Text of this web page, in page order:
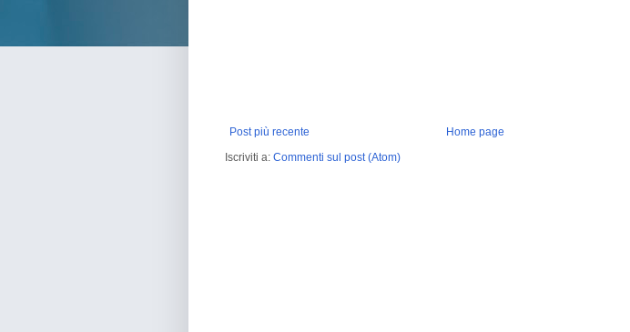
Post più recente
Home page
Iscriviti a: Commenti sul post (Atom)